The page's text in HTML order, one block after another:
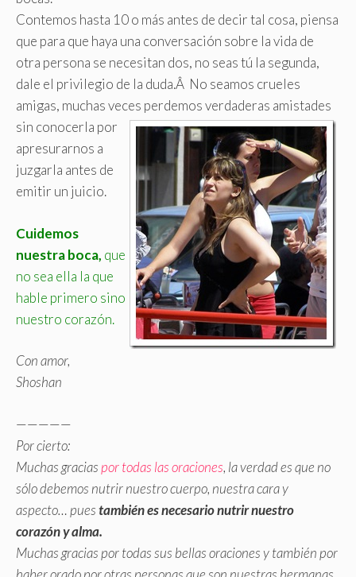
Contemos hasta 10 o más antes de decir tal cosa, piensa
que para que haya una conversación sobre la vida de
otra persona se necesitan dos, no seas tú la segunda,
dale el privilegio de la duda.Â No seamos crueles
amigas, muchas veces perdemos verdaderas amistades
sin conocerla por
apresurarnos a
juzgarla antes de
emitir un juicio.
Cuidemos
nuestra boca, que
no sea ella la que
hable primero sino
nuestro corazón.
Con amor,
Shoshan
—————
Por cierto:
Muchas gracias por todas las oraciones, la verdad es que no
sólo debemos nutrir nuestro cuerpo, nuestra cara y
aspecto… puestambién es necesario nutrir nuestro
corazón y alma.
Muchas gracias por todas sus bellas oraciones y también por